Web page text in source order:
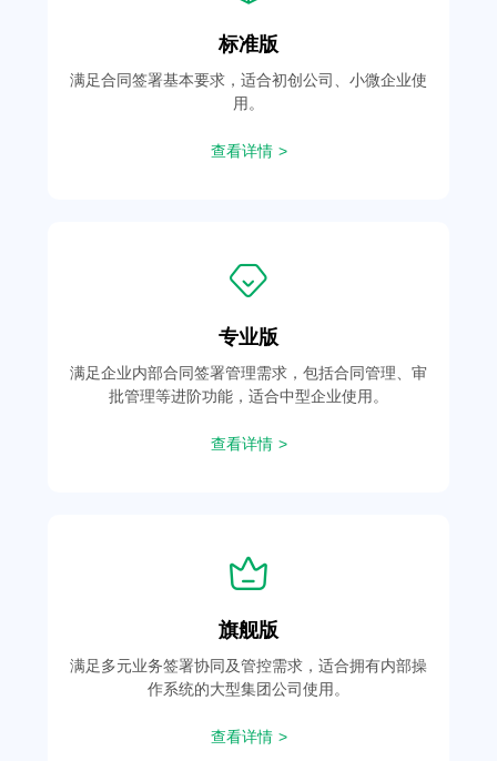
标准版
满足合同签署基本要求，适合初创公司、小微企业使
用。
查看详情 >
专业版
满足企业内部合同签署管理需求，包括合同管理、审
批管理等进阶功能，适合中型企业使用。
查看详情 >
旗舰版
满足多元业务签署协同及管控需求，适合拥有内部操
作系统的大型集团公司使用。
查看详情 >